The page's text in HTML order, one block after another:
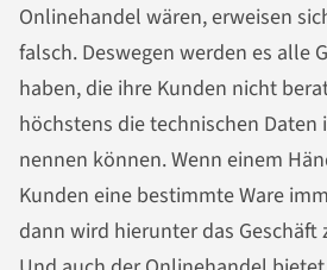
Onlinehandel wären, erweisen
falsch. Deswegen werden es alle
haben, die ihre Kunden nicht
höchstens die technischen Daten
nennen können. Wenn einem
Kunden eine bestimmte Ware
dann wird hierunter das